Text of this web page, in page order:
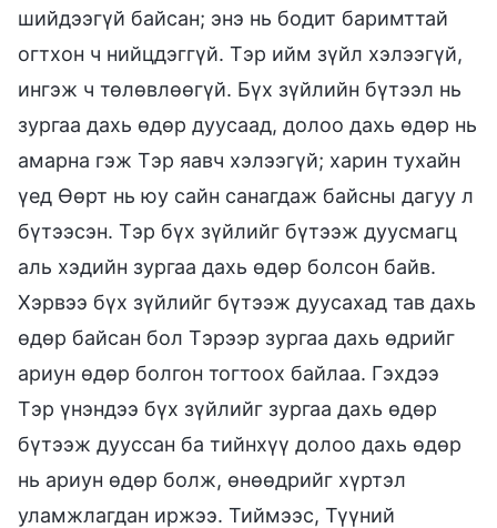
шийдээгүй байсан; энэ нь бодит баримттай
огтхон ч нийцдэггүй. Тэр ийм зүйл хэлээгүй,
ингэж ч төлөвлөөгүй. Бүх зүйлийн бүтээл нь
зургаа дахь өдөр дуусаад, долоо дахь өдөр нь
амарна гэж Тэр яавч хэлээгүй; харин тухайн
үед Өөрт нь юу сайн санагдаж байсны дагуу л
бүтээсэн. Тэр бүх зүйлийг бүтээж дуусмагц
аль хэдийн зургаа дахь өдөр болсон байв.
Хэрвээ бүх зүйлийг бүтээж дуусахад тав дахь
өдөр байсан бол Тэрээр зургаа дахь өдрийг
ариун өдөр болгон тогтоох байлаа. Гэхдээ
Тэр үнэндээ бүх зүйлийг зургаа дахь өдөр
бүтээж дууссан ба тийнхүү долоо дахь өдөр
нь ариун өдөр болж, өнөөдрийг хүртэл
уламжлагдан иржээ. Тиймээс, Түүний